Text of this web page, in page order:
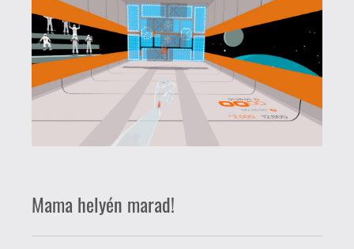
nagyobbat ugrunk/lépünk valamelyik
irányba, lendítjük a karunkat és
beláthatatlan következményei lehetnek
egy villámgyors és erőteljes
ütőmodulatnak, ha találkozik valamivel,
valakivel. (A párom cserepes virága tudna
mesélni...imádkoztam az ütközés utáni
pillanatban, hogy ne legyen baja…a
A játék Challange módját elengedve, a
testi épség megőrzése és az anyagi károk
mellőzése mellett kiállva marad a Zen